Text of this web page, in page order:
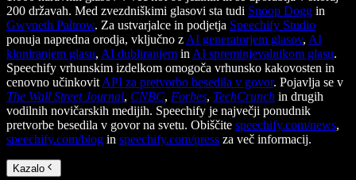
200 državah. Med zvezdniškimi glasovi sta tudi Snoop Dogg in
Gwyneth Paltrow. Za ustvarjalce in podjetja Speechify Studio
ponuja napredna orodja, vključno z AI generatorjem glasov, AI
kloniranjem glasu, AI dubliranjem in AI spreminjevalnikom glasu.
Speechify vrhunskim izdelkom omogoča vrhunsko kakovosten in
cenovno učinkovit API za pretvorbo besedila v govor. Pojavlja se v
The Wall Street Journal, CNBC, Forbes, TechCrunch in drugih
vodilnih novičarskih medijih. Speechify je največji ponudnik
pretvorbe besedila v govor na svetu. Obiščite speechify.com/news,
speechify.com/blog in speechify.com/press za več informacij.
Kazalo